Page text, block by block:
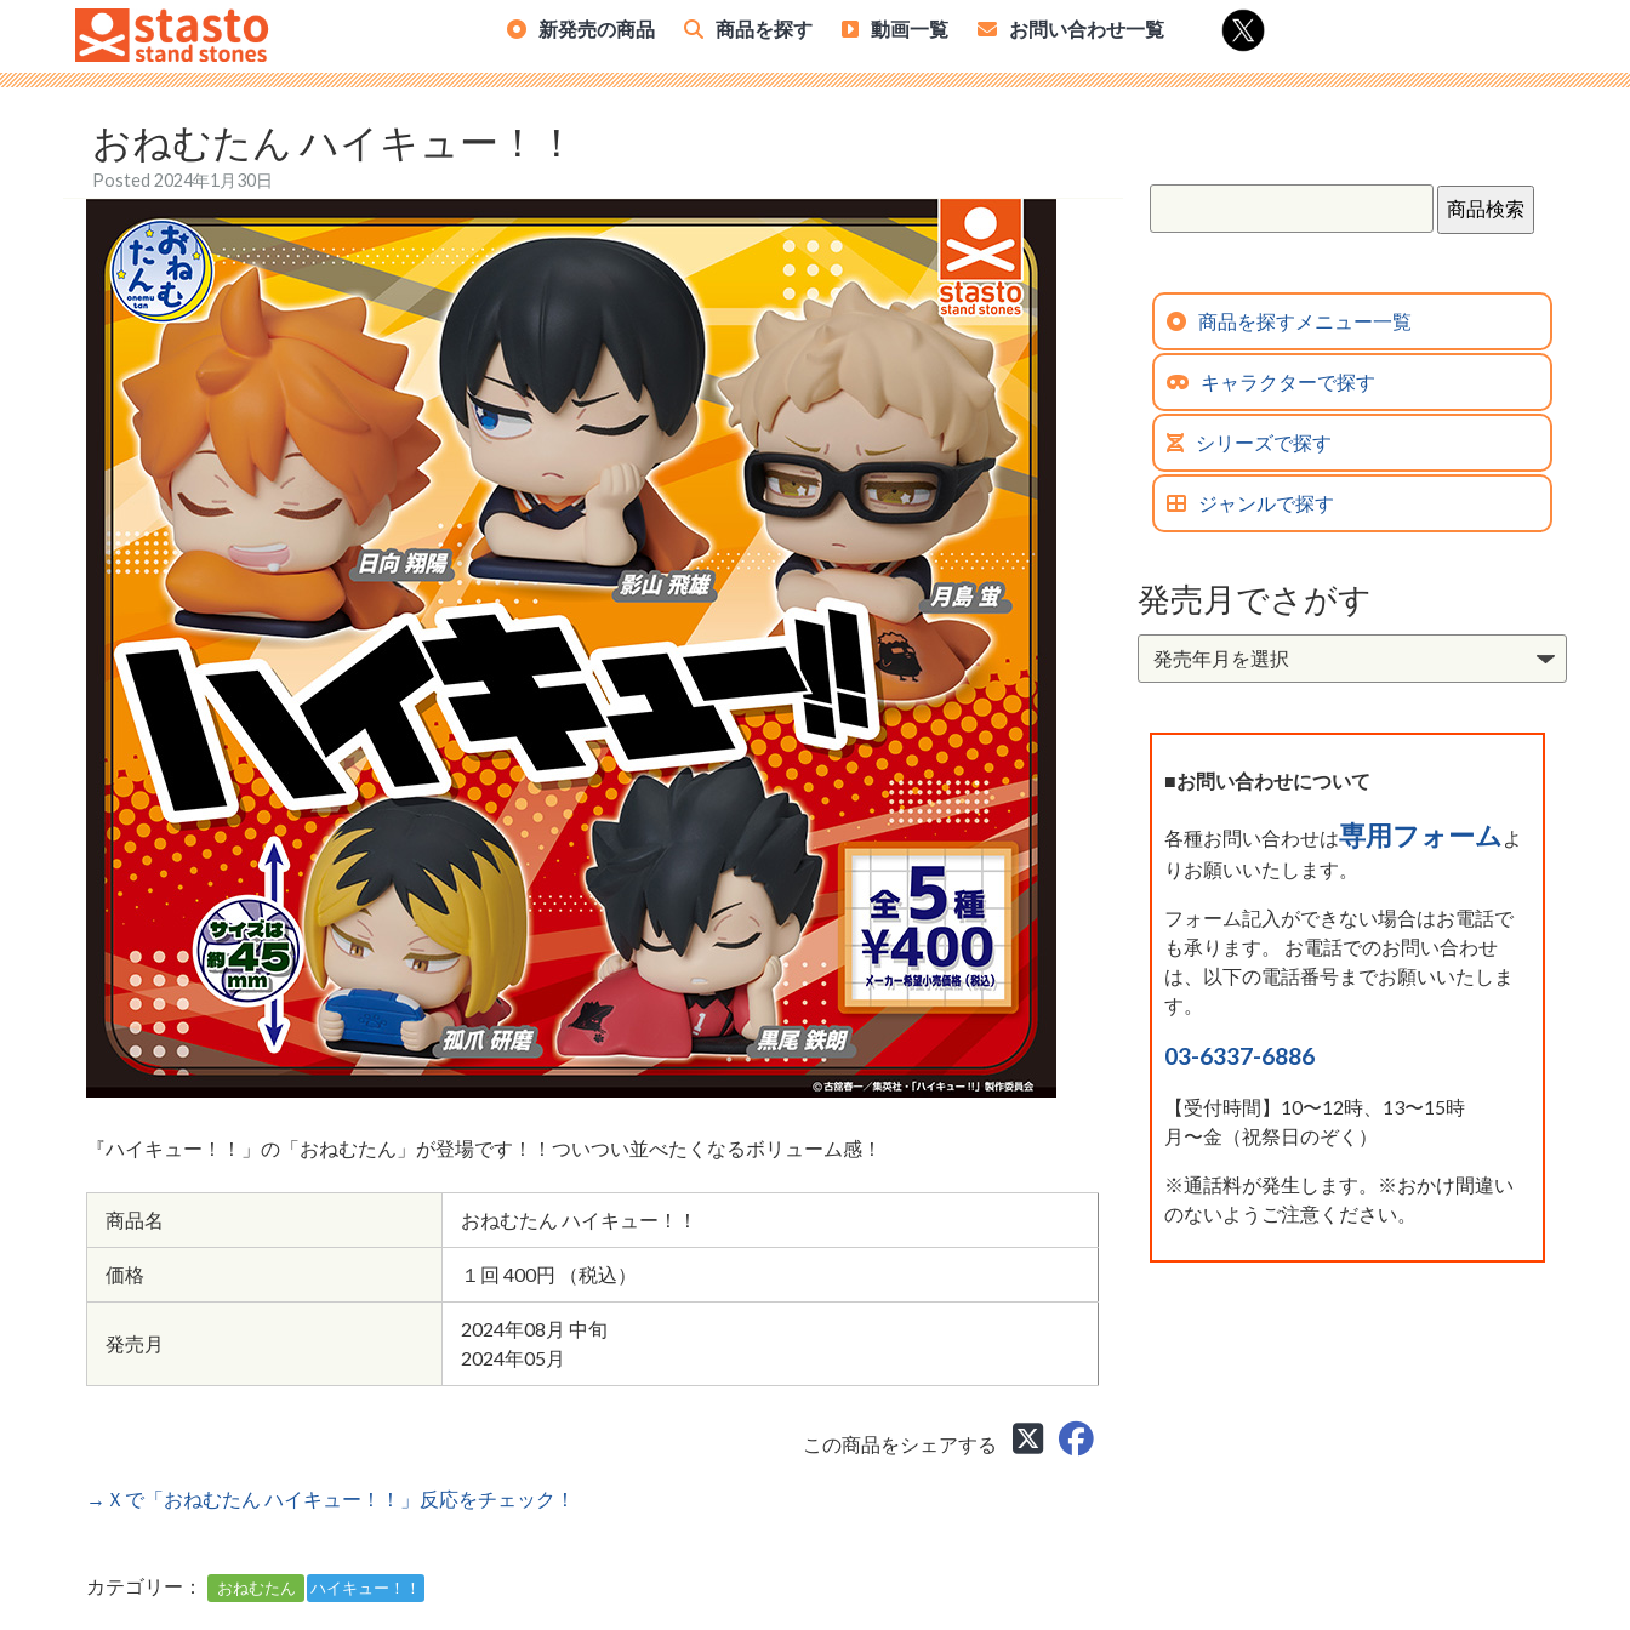
新発売の商品 商品を探す 動画一覧 お問い合わせ一覧
おねむたん ハイキュー！！
Posted 2024年1月30日
『ハイキュー！！」の「おねむたん」が登場です！！ついつい並べたくなるボリューム感！
商品名 おねむたん ハイキュー！！
価格 １回 400円 （税込）
発売月
2024年08月 中旬
2024年05月
この商品をシェアする
→Ｘで「おねむたん ハイキュー！！」反応をチェック！
カテゴリー： おねむたん ハイキュー！！
商品を探すメニュー一覧
キャラクターで探す
シリーズで探す
ジャンルで探す
発売月でさがす
■お問い合わせについて
各種お問い合わせは専用フォーム よ
りお願いいたします。
フォーム記入ができない場合はお電話で
も承ります。 お電話でのお問い合わせ
は、以下の電話番号までお願いいたしま
す。
03-6337-6886
【受付時間】10〜12時、13〜15時
月〜金（祝祭日のぞく）
※通話料が発生します。※おかけ間違い
のないようご注意ください。